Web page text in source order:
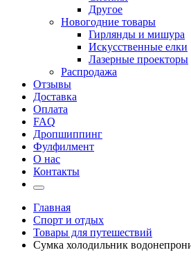
Другое
Новогодние товары
Гирлянды и мишура
Искусственные елки
Лазерные проекторы
Распродажа
Отзывы
Доставка
Оплата
FAQ
Дропшиппинг
Фулфилмент
О нас
Контакты
Главная
Спорт и отдых
Товары для путешествий
Сумка холодильник